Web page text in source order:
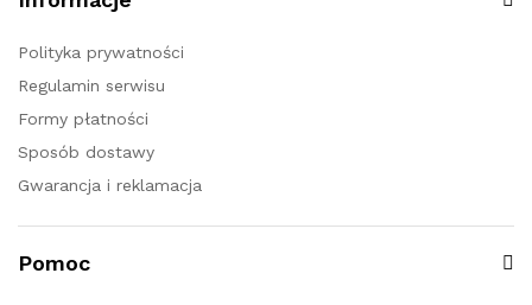
Polityka prywatności
Regulamin serwisu
Formy płatności
Sposób dostawy
Gwarancja i reklamacja
Pomoc